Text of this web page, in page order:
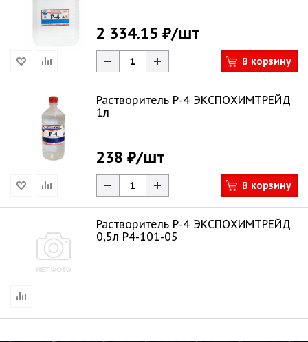
2 334.15 ₽/шт
В корзину
Растворитель Р-4 ЭКСПОХИМТРЕЙД
1л
238 ₽/шт
В корзину
Растворитель Р-4 ЭКСПОХИМТРЕЙД
0,5л Р4-101-05